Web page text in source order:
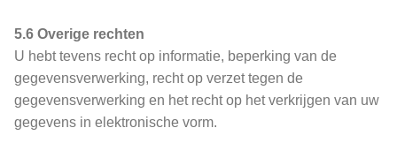
5.6 Overige rechten
U hebt tevens recht op informatie, beperking van de
gegevensverwerking, recht op verzet tegen de
gegevensverwerking en het recht op het verkrijgen van uw
gegevens in elektronische vorm.